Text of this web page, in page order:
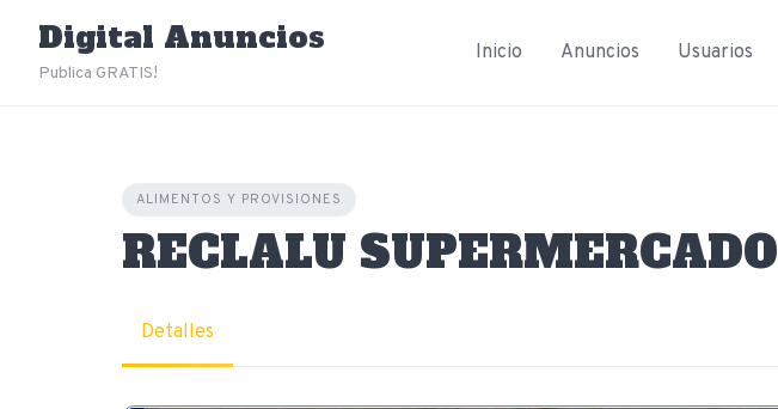
content
Digital Anuncios
Publica GRATIS!
Inicio Anuncios Usuarios
ALIMENTOS Y PROVISIONES
RECLALU SUPERMERCADO
Detalles